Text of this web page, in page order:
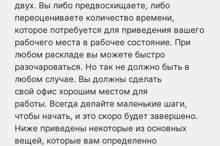
двух. Вы либо предвосхищаете, либо
переоцениваете количество времени,
которое потребуется для приведения вашего
рабочего места в рабочее состояние. При
любом раскладе вы можете быстро
разочароваться. Но так не должно быть в
любом случае. Вы должны сделать
свой офис хорошим местом для
работы. Всегда делайте маленькие шаги,
чтобы начать, и это скоро будет завершено.
Ниже приведены некоторые из основных
вещей, которые вам определенно